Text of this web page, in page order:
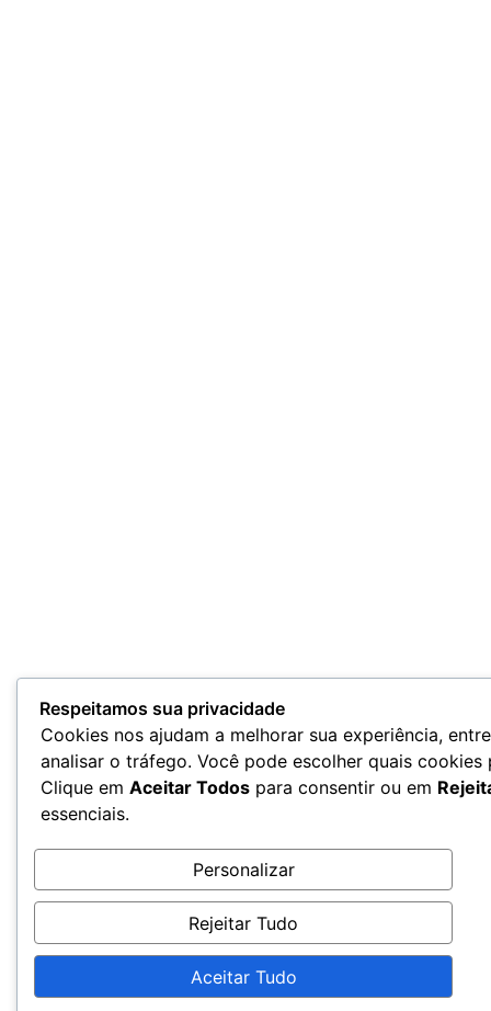
Respeitamos sua privacidade
Cookies nos ajudam a melhorar sua experiência,
analisar o tráfego. Você pode escolher quais
Clique em Aceitar Todos para consentir ou em
essenciais.
Personalizar
Rejeitar Tudo
Aceitar Tudo